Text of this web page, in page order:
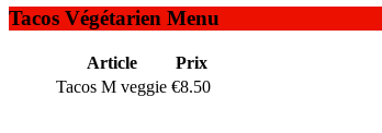
Tacos Végétarien Menu
Article
Prix
Tacos M veggie €8.50